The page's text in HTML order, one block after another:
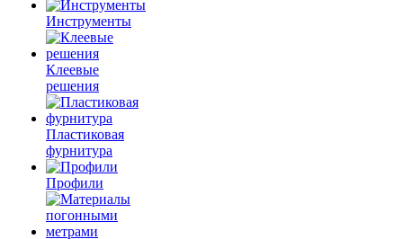
Инструменты
Клеевые
решения
Пластиковая
фурнитура
Профили